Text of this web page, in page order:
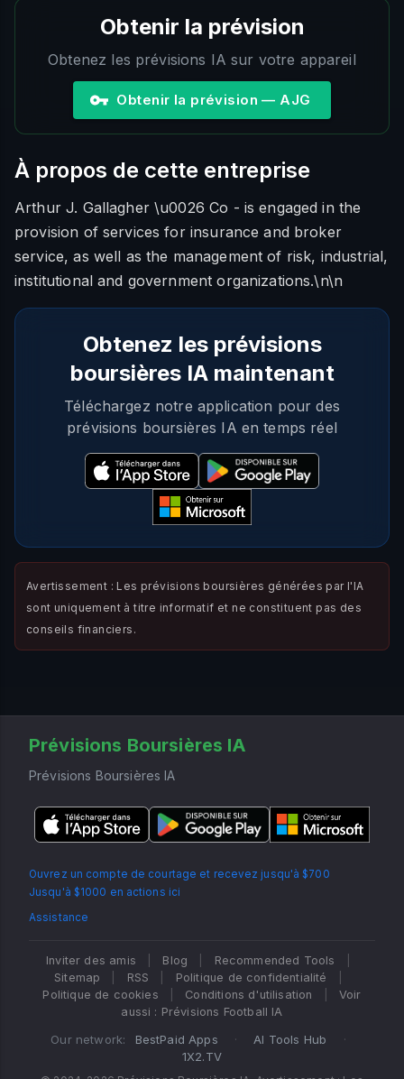
Obtenir la prévision
Obtenez les prévisions IA sur votre appareil
Obtenir la prévision — AJG
À propos de cette entreprise
Arthur J. Gallagher \u0026 Co - is engaged in the
provision of services for insurance and broker
service, as well as the management of risk, industrial,
institutional and government organizations.\n\n
Obtenez les prévisions
boursières IA maintenant
Téléchargez notre application pour des
prévisions boursières IA en temps réel
Avertissement : Les prévisions boursières générées par l'IA
sont uniquement à titre informatif et ne constituent pas des
conseils financiers.
Prévisions Boursières IA
Prévisions Boursières IA
Ouvrez un compte de courtage et recevez jusqu'à $700
Jusqu'à $1000 en actions ici
Assistance
Inviter des amis Blog Recommended Tools
Sitemap
RSS Politique de confidentialité
Politique de cookies
Conditions d'utilisation
Voir
aussi : Prévisions Football IA
Our network: BestPaid Apps · AI Tools Hub
·
1X2.TV